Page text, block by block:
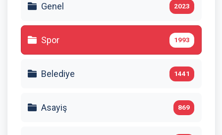
Genel 2023
Spor 1993
Belediye 1441
Asayiş 869